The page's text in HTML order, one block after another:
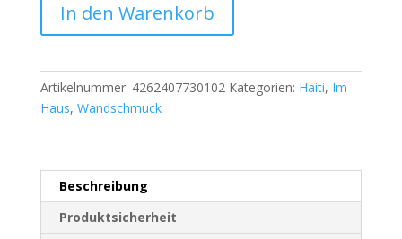
In den Warenkorb
Artikelnummer: 4262407730102 Kategorien: Haiti, Im
Haus, Wandschmuck
Beschreibung
Produktsicherheit